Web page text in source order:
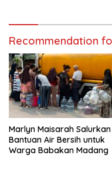
Recommendation
Marlyn Maisarah Salurkan
Bantuan Air Bersih untuk
Warga Babakan Madang